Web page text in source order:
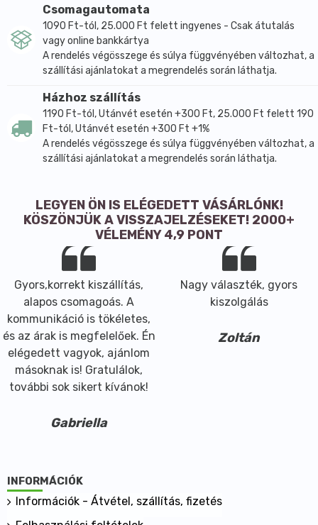
Csomagautomata
1090 Ft-tól, 25.000 Ft felett ingyenes - Csak átutalás
vagy online bankkártya
A rendelés végösszege és súlya függvényében változhat, a
szállítási ajánlatokat a megrendelés során láthatja.
Házhoz szállítás
1190 Ft-tól, Utánvét esetén +300 Ft, 25.000 Ft felett 190
Ft-tól, Utánvét esetén +300 Ft +1%
A rendelés végösszege és súlya függvényében változhat, a
szállítási ajánlatokat a megrendelés során láthatja.
LEGYEN ÖN IS ELÉGEDETT VÁSÁRLÓNK!
KÖSZÖNJÜK A VISSZAJELZÉSEKET! 2000+
VÉLEMÉNY 4,9 PONT
Gyors,korrekt kiszállítás,
alapos csomagoás. A
kommunikáció is tökéletes,
és az árak is megfelelőek. Én
elégedett vagyok, ajánlom
másoknak is! Gratulálok,
további sok sikert kívánok!
Gabriella
Nagy választék, gyors
kiszolgálás
Zoltán
INFORMÁCIÓK
Információk - Átvétel, szállítás, fizetés